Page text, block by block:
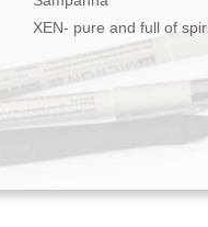
XEN- pure and full of